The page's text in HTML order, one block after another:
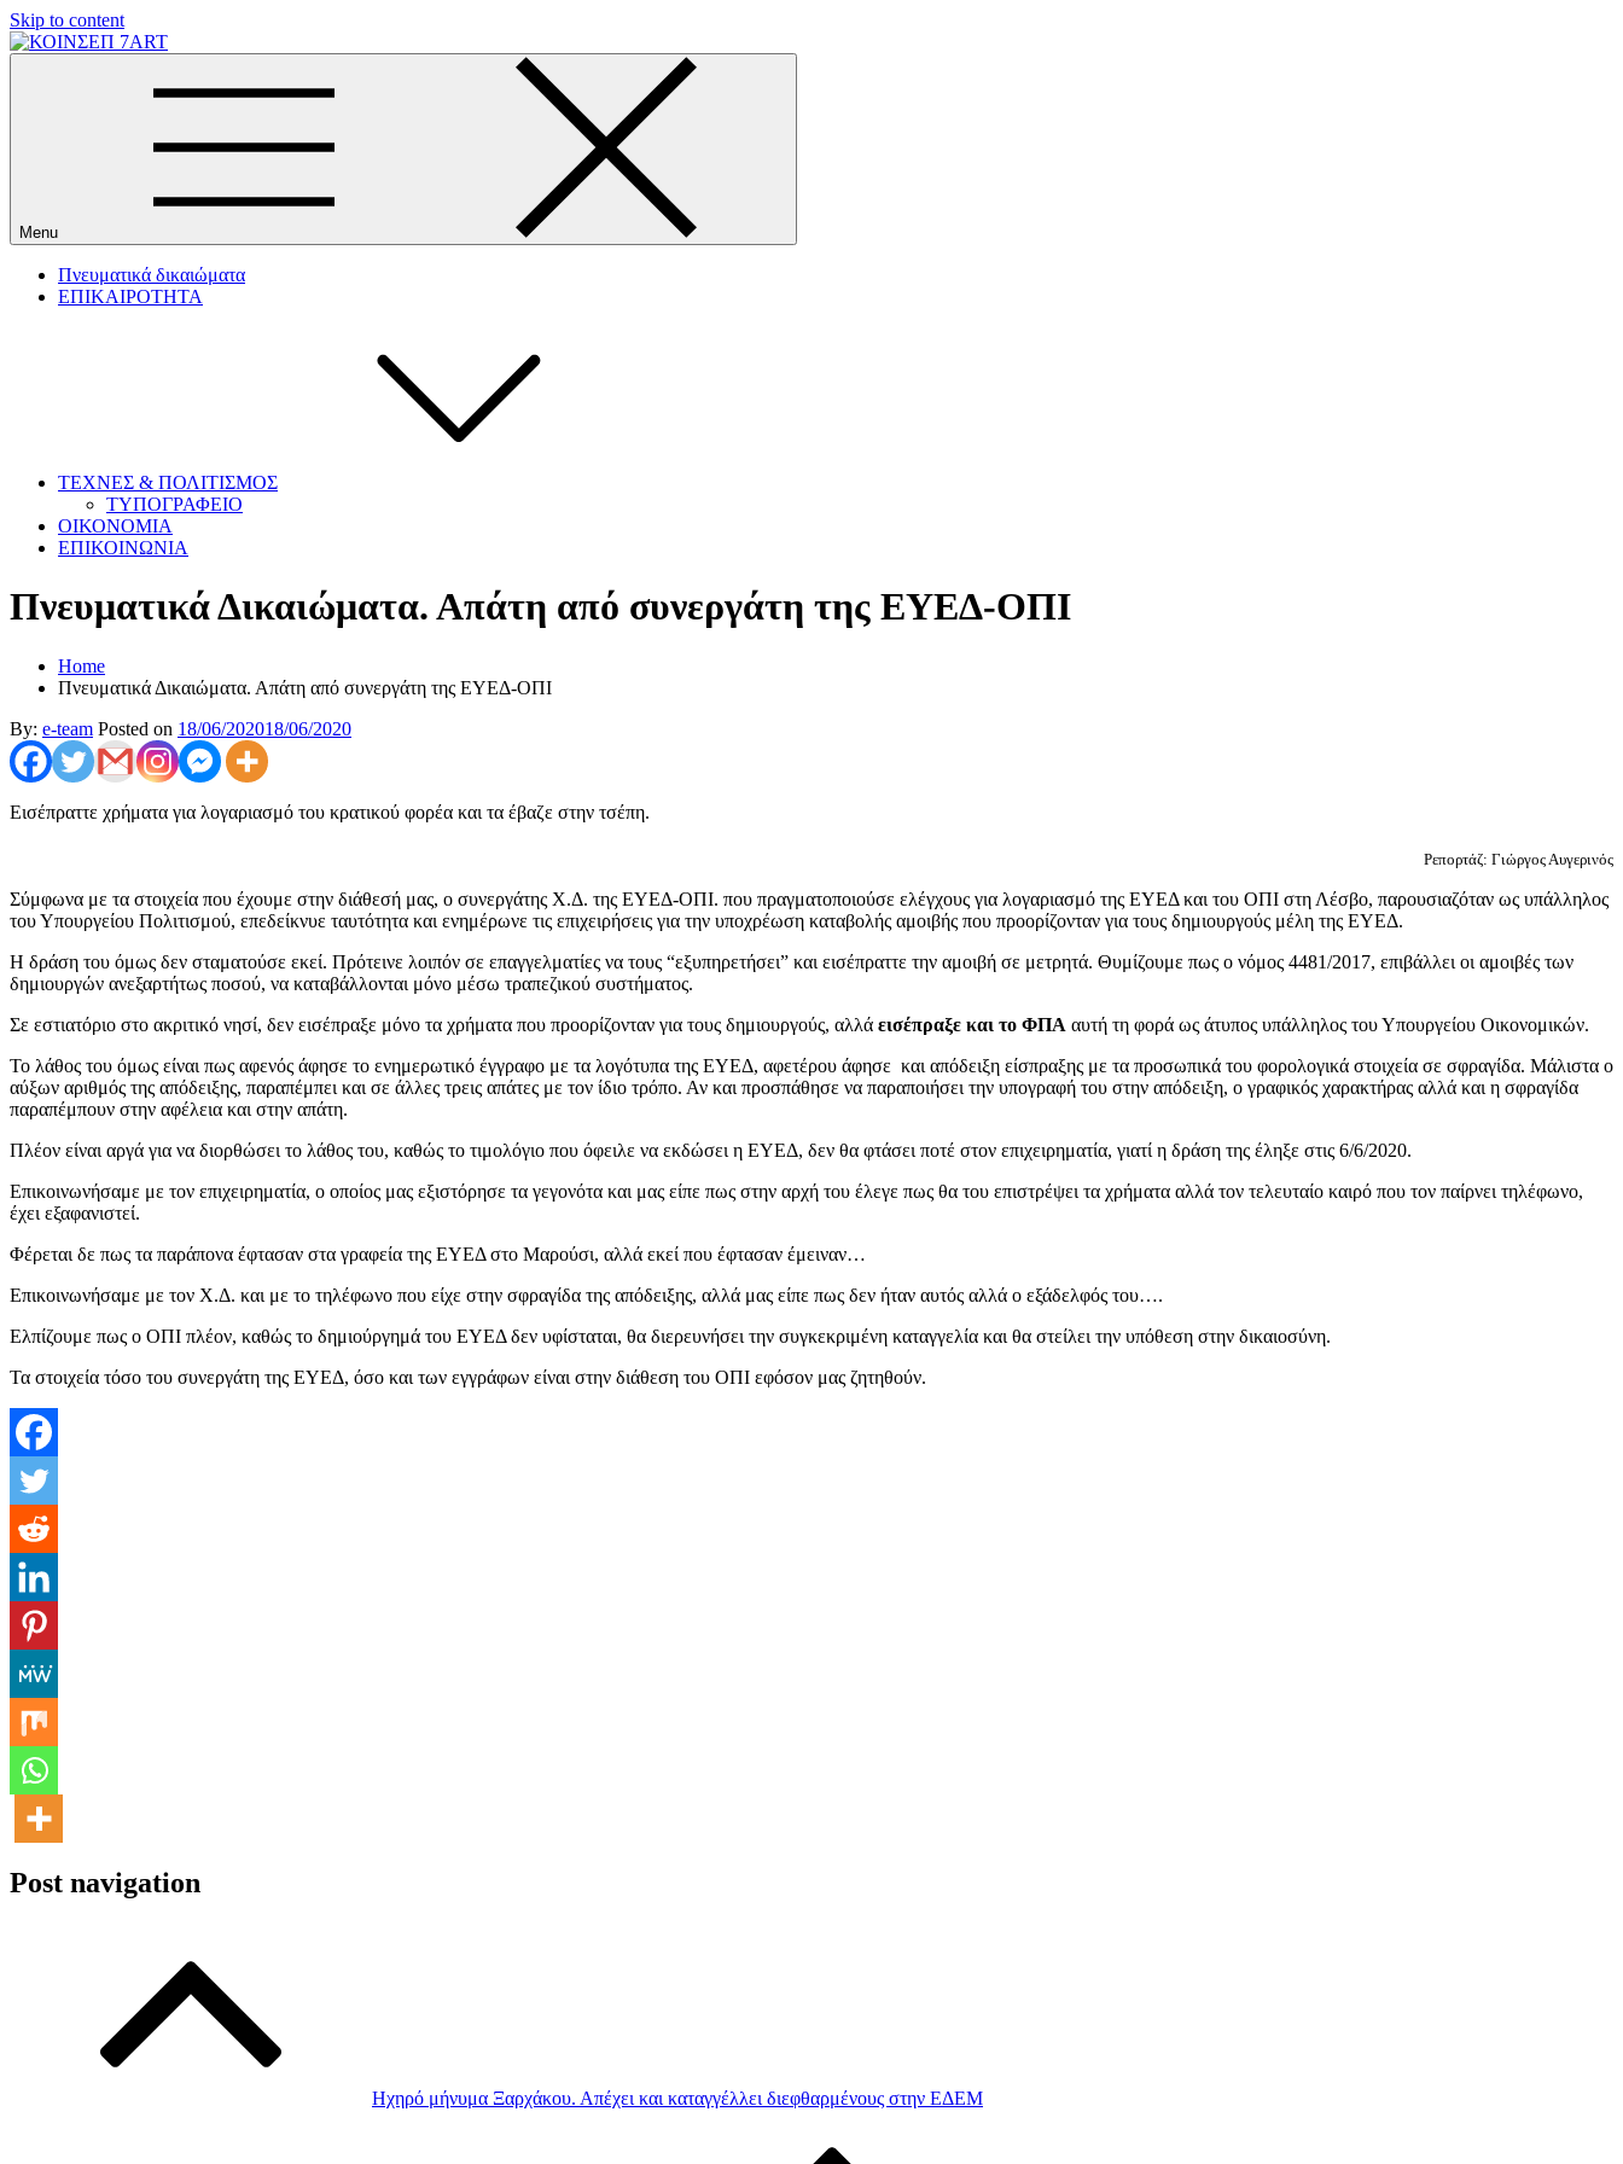
Skip to content
Menu
Πνευματικά δικαιώματα
ΕΠΙΚΑΙΡΟΤΗΤΑ
ΤΕΧΝΕΣ & ΠΟΛΙΤΙΣΜΟΣ
ΤΥΠΟΓΡΑΦΕΙΟ
ΟΙΚΟΝΟΜΙΑ
ΕΠΙΚΟΙΝΩΝΙΑ
Πνευματικά Δικαιώματα. Απάτη από συνεργάτη της ΕΥΕΔ-ΟΠΙ
Home
Πνευματικά Δικαιώματα. Απάτη από συνεργάτη της ΕΥΕΔ-ΟΠΙ
By: e-team Posted on 18/06/202018/06/2020
Εισέπραττε χρήματα για λογαριασμό του κρατικού φορέα και τα έβαζε στην τσέπη.
Ρεπορτάζ: Γιώργος Αυγερινός
Σύμφωνα με τα στοιχεία που έχουμε στην διάθεσή μας, ο συνεργάτης Χ.Δ. της ΕΥΕΔ-ΟΠΙ. που πραγματοποιούσε ελέγχους για λογαριασμό της ΕΥΕΔ και του ΟΠΙ στη Λέσβο, παρουσιαζόταν ως υπάλληλος
του Υπουργείου Πολιτισμού, επεδείκνυε ταυτότητα και ενημέρωνε τις επιχειρήσεις για την υποχρέωση καταβολής αμοιβής που προορίζονταν για τους δημιουργούς μέλη της ΕΥΕΔ.
Η δράση του όμως δεν σταματούσε εκεί. Πρότεινε λοιπόν σε επαγγελματίες να τους “εξυπηρετήσει” και εισέπραττε την αμοιβή σε μετρητά. Θυμίζουμε πως ο νόμος 4481/2017, επιβάλλει οι αμοιβές των
δημιουργών ανεξαρτήτως ποσού, να καταβάλλονται μόνο μέσω τραπεζικού συστήματος.
Σε εστιατόριο στο ακριτικό νησί, δεν εισέπραξε μόνο τα χρήματα που προορίζονταν για τους δημιουργούς, αλλά εισέπραξε και το ΦΠΑ αυτή τη φορά ως άτυπος υπάλληλος του Υπουργείου Οικονομικών.
Το λάθος του όμως είναι πως αφενός άφησε το ενημερωτικό έγγραφο με τα λογότυπα της ΕΥΕΔ, αφετέρου άφησε και απόδειξη είσπραξης με τα προσωπικά του φορολογικά στοιχεία σε σφραγίδα. Μάλιστα ο
αύξων αριθμός της απόδειξης, παραπέμπει και σε άλλες τρεις απάτες με τον ίδιο τρόπο. Αν και προσπάθησε να παραποιήσει την υπογραφή του στην απόδειξη, ο γραφικός χαρακτήρας αλλά και η σφραγίδα
παραπέμπουν στην αφέλεια και στην απάτη.
Πλέον είναι αργά για να διορθώσει το λάθος του, καθώς το τιμολόγιο που όφειλε να εκδώσει η ΕΥΕΔ, δεν θα φτάσει ποτέ στον επιχειρηματία, γιατί η δράση της έληξε στις 6/6/2020.
Επικοινωνήσαμε με τον επιχειρηματία, ο οποίος μας εξιστόρησε τα γεγονότα και μας είπε πως στην αρχή του έλεγε πως θα του επιστρέψει τα χρήματα αλλά τον τελευταίο καιρό που τον παίρνει τηλέφωνο,
έχει εξαφανιστεί.
Φέρεται δε πως τα παράπονα έφτασαν στα γραφεία της ΕΥΕΔ στο Μαρούσι, αλλά εκεί που έφτασαν έμειναν…
Επικοινωνήσαμε με τον Χ.Δ. και με το τηλέφωνο που είχε στην σφραγίδα της απόδειξης, αλλά μας είπε πως δεν ήταν αυτός αλλά ο εξάδελφός του….
Ελπίζουμε πως ο ΟΠΙ πλέον, καθώς το δημιούργημά του ΕΥΕΔ δεν υφίσταται, θα διερευνήσει την συγκεκριμένη καταγγελία και θα στείλει την υπόθεση στην δικαιοσύνη.
Τα στοιχεία τόσο του συνεργάτη της ΕΥΕΔ, όσο και των εγγράφων είναι στην διάθεση του ΟΠΙ εφόσον μας ζητηθούν.
Post navigation
Ηχηρό μήνυμα Ξαρχάκου. Απέχει και καταγγέλλει διεφθαρμένους στην ΕΔΕΜ